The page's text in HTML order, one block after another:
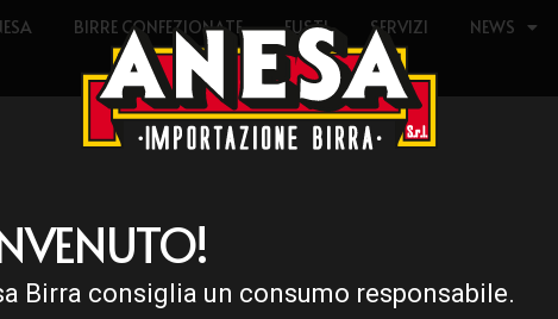
BIRRE CONFEZIONATE FUSTI SERVIZI NEWS
Birra consiglia un consumo responsabile.